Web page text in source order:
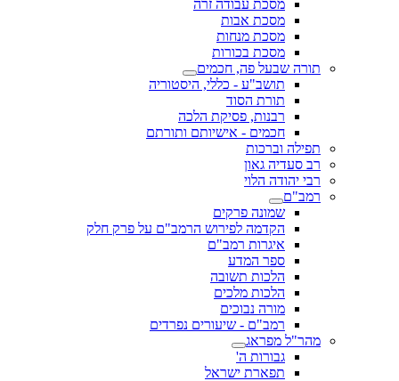
מסכת עבודה זרה
מסכת אבות
מסכת מנחות
מסכת בכורות
תורה שבעל פה, חכמים
תושב"ע - כללי, היסטוריה
תורת הסוד
רבנות, פסיקת הלכה
חכמים - אישיותם ותורתם
תפילה וברכות
רב סעדיה גאון
רבי יהודה הלוי
רמב"ם
שמונה פרקים
הקדמה לפירוש הרמב"ם על פרק חלק
איגרות רמב"ם
ספר המדע
הלכות תשובה
הלכות מלכים
מורה נבוכים
רמב"ם - שיעורים נפרדים
מהר"ל מפראג
גבורות ה'
תפארת ישראל